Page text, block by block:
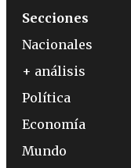
Secciones
Nacionales
+ análisis
Política
Economía
Mundo